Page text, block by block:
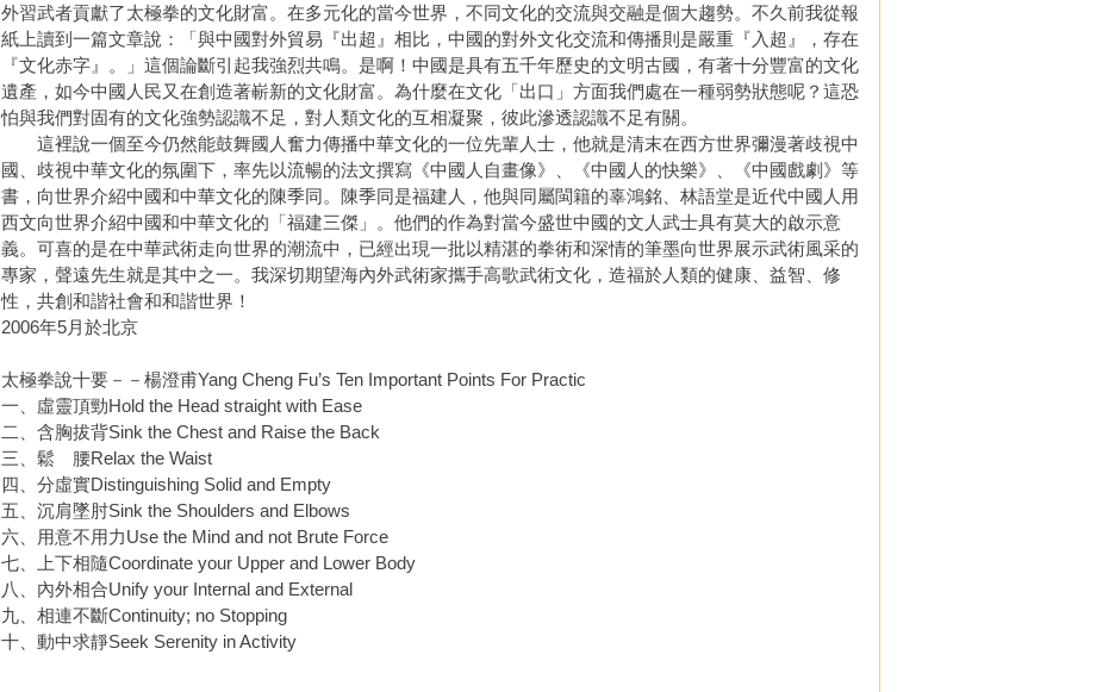
外習武者貢獻了太極拳的文化財富。在多元化的當今世界，不同文化的交流與交融是個大趨勢。不久前我從報
紙上讀到一篇文章說：「與中國對外貿易『出超』相比，中國的對外文化交流和傳播則是嚴重『入超』，存在
『文化赤字』。」這個論斷引起我強烈共鳴。是啊！中國是具有五千年歷史的文明古國，有著十分豐富的文化
遺產，如今中國人民又在創造著嶄新的文化財富。為什麼在文化「出口」方面我們處在一種弱勢狀態呢？這恐
怕與我們對固有的文化強勢認識不足，對人類文化的互相凝聚，彼此滲透認識不足有關。
這裡說一個至今仍然能鼓舞國人奮力傳播中華文化的一位先輩人士，他就是清末在西方世界彌漫著歧視中
國、歧視中華文化的氛圍下，率先以流暢的法文撰寫《中國人自畫像》、《中國人的快樂》、《中國戲劇》等
書，向世界介紹中國和中華文化的陳季同。陳季同是福建人，他與同屬閩籍的辜鴻銘、林語堂是近代中國人用
西文向世界介紹中國和中華文化的「福建三傑」。他們的作為對當今盛世中國的文人武士具有莫大的啟示意
義。可喜的是在中華武術走向世界的潮流中，已經出現一批以精湛的拳術和深情的筆墨向世界展示武術風采的
專家，聲遠先生就是其中之一。我深切期望海內外武術家攜手高歌武術文化，造福於人類的健康、益智、修
性，共創和諧社會和和諧世界！
2006年5月於北京
太極拳說十要－－楊澄甫Yang Cheng Fu’s Ten Important Points For Practic
一、虛靈頂勁Hold the Head straight with Ease
二、含胸拔背Sink the Chest and Raise the Back
三、鬆 腰Relax the Waist
四、分虛實Distinguishing Solid and Empty
五、沉肩墜肘Sink the Shoulders and Elbows
六、用意不用力Use the Mind and not Brute Force
七、上下相隨Coordinate your Upper and Lower Body
八、內外相合Unify your Internal and External
九、相連不斷Continuity; no Stopping
十、動中求靜Seek Serenity in Activity